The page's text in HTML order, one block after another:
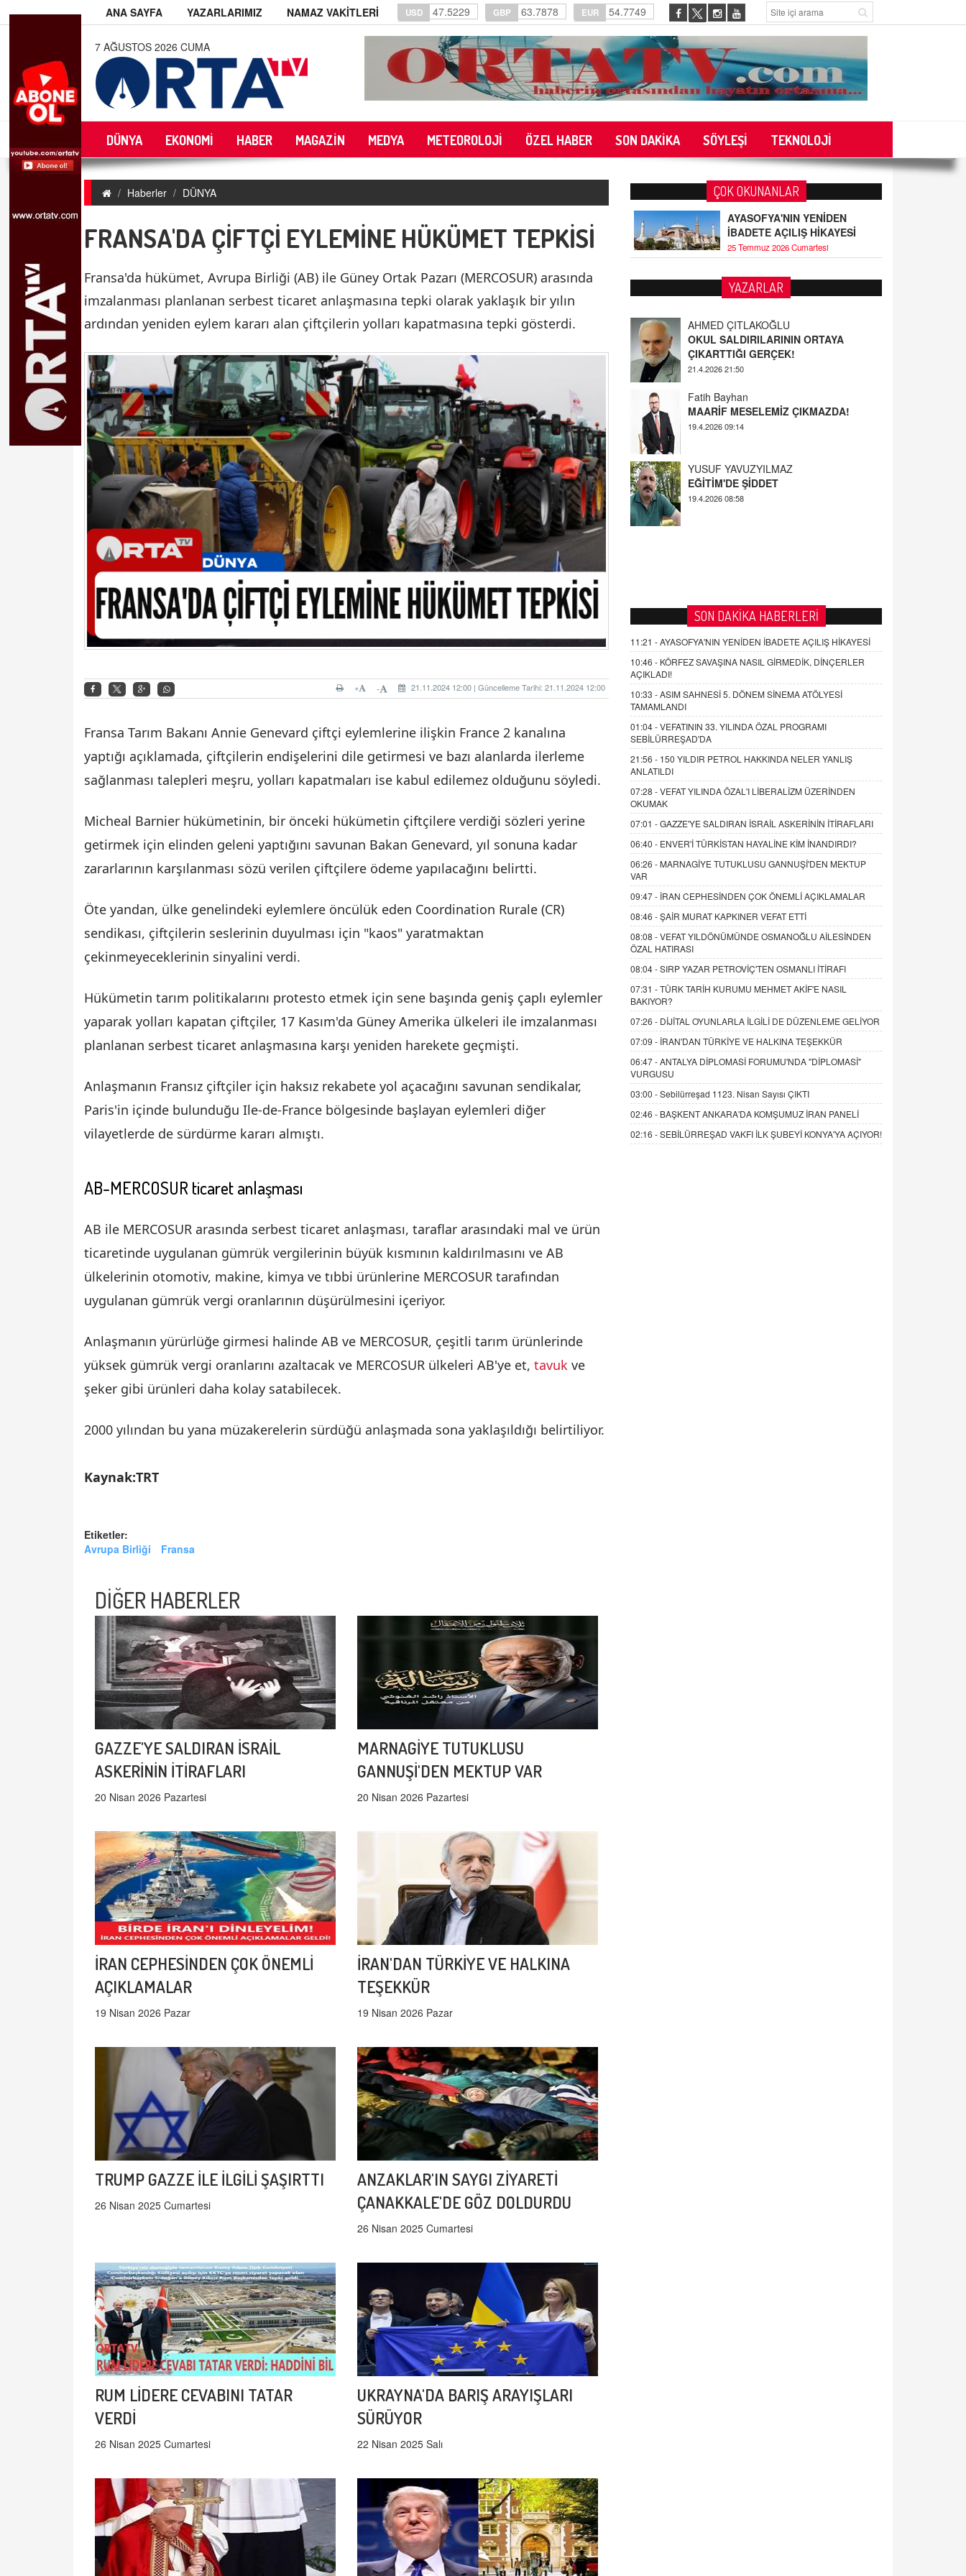
ANA SAYFA YAZARLARIMIZ NAMAZ VAKİTLERİ USD 47.5229 GBP 63.7878 EUR 54.7749
7 AĞUSTOS 2026 CUMA
DÜNYA EKONOMİ HABER MAGAZİN MEDYA METEOROLOJİ ÖZEL HABER SON DAKİKA SÖYLEŞİ TEKNOLOJİ
Haberler DÜNYA
FRANSA'DA ÇİFTÇİ EYLEMİNE HÜKÜMET TEPKİSİ
Fransa'da hükümet, Avrupa Birliği (AB) ile Güney Ortak Pazarı (MERCOSUR) arasında
imzalanması planlanan serbest ticaret anlaşmasına tepki olarak yaklaşık bir yılın
ardından yeniden eylem kararı alan çiftçilerin yolları kapatmasına tepki gösterdi.
21.11.2024 12:00 | Güncelleme Tarihi: 21.11.2024 12:00
-
+
Fransa Tarım Bakanı Annie Genevard çiftçi eylemlerine ilişkin France 2 kanalına
yaptığı açıklamada, çiftçilerin endişelerini dile getirmesi ve bazı alanlarda ilerleme
sağlanması talepleri meşru, yolları kapatmaları ise kabul edilemez olduğunu söyledi.
Micheal Barnier hükümetinin, bir önceki hükümetin çiftçilere verdiği sözleri yerine
getirmek için elinden geleni yaptığını savunan Bakan Genevard, yıl sonuna kadar
zararlarının karşılanması sözü verilen çiftçilere ödeme yapılacağını belirtti.
Öte yandan, ülke genelindeki eylemlere öncülük eden Coordination Rurale (CR)
sendikası, çiftçilerin seslerinin duyulması için "kaos" yaratmaktan
çekinmeyeceklerinin sinyalini verdi.
Hükümetin tarım politikalarını protesto etmek için sene başında geniş çaplı eylemler
yaparak yolları kapatan çiftçiler, 17 Kasım'da Güney Amerika ülkeleri ile imzalanması
planlanan serbest ticaret anlaşmasına karşı yeniden harekete geçmişti.
Anlaşmanın Fransız çiftçiler için haksız rekabete yol açacağını savunan sendikalar,
Paris'in içinde bulunduğu Ile-de-France bölgesinde başlayan eylemleri diğer
vilayetlerde de sürdürme kararı almıştı.
AB-MERCOSUR ticaret anlaşması
AB ile MERCOSUR arasında serbest ticaret anlaşması, taraflar arasındaki mal ve ürün
ticaretinde uygulanan gümrük vergilerinin büyük kısmının kaldırılmasını ve AB
ülkelerinin otomotiv, makine, kimya ve tıbbi ürünlerine MERCOSUR tarafından
uygulanan gümrük vergi oranlarının düşürülmesini içeriyor.
Anlaşmanın yürürlüğe girmesi halinde AB ve MERCOSUR, çeşitli tarım ürünlerinde
yüksek gümrük vergi oranlarını azaltacak ve MERCOSUR ülkeleri AB'ye et, tavuk ve
şeker gibi ürünleri daha kolay satabilecek.
2000 yılından bu yana müzakerelerin sürdüğü anlaşmada sona yaklaşıldığı belirtiliyor.
Kaynak:TRT
Etiketler:
Avrupa Birliği
Fransa
DİĞER HABERLER
GAZZE'YE SALDIRAN İSRAİL
ASKERİNİN İTİRAFLARI
20 Nisan 2026 Pazartesi
MARNAGİYE TUTUKLUSU
GANNUŞİ'DEN MEKTUP VAR
20 Nisan 2026 Pazartesi
İRAN CEPHESİNDEN ÇOK ÖNEMLİ
AÇIKLAMALAR
19 Nisan 2026 Pazar
İRAN'DAN TÜRKİYE VE HALKINA
TEŞEKKÜR
19 Nisan 2026 Pazar
TRUMP GAZZE İLE İLGİLİ ŞAŞIRTTI
26 Nisan 2025 Cumartesi
ANZAKLAR'IN SAYGI ZİYARETİ
ÇANAKKALE'DE GÖZ DOLDURDU
26 Nisan 2025 Cumartesi
RUM LİDERE CEVABINI TATAR
VERDİ
26 Nisan 2025 Cumartesi
UKRAYNA'DA BARIŞ ARAYIŞLARI
SÜRÜYOR
22 Nisan 2025 Salı
ÇOK OKUNANLAR
AYASOFYA'NIN YENİDEN
İBADETE AÇILIŞ HİKAYESİ
25 Temmuz 2026 Cumartesi
YAZARLAR
AHMED ÇITLAKOĞLU
OKUL SALDIRILARININ ORTAYA
ÇIKARTTIĞI GERÇEK!
21.4.2026 21:50
Fatih Bayhan
MAARİF MESELEMİZ ÇIKMAZDA!
19.4.2026 09:14
YUSUF YAVUZYILMAZ
EĞİTİM'DE ŞİDDET
19.4.2026 08:58
SON DAKİKA HABERLERİ
11:21 -AYASOFYA'NIN YENİDEN İBADETE AÇILIŞ HİKAYESİ
10:46 - KÖRFEZ SAVAŞINA NASIL GİRMEDİK, DİNÇERLER
AÇIKLADI!
10:33 -ASIM SAHNESİ 5. DÖNEM SİNEMA ATÖLYESİ
TAMAMLANDI
01:04 -VEFATININ 33. YILINDA ÖZAL PROGRAMI
SEBİLÜRREŞAD'DA
21:56 - 150 YILDIR PETROL HAKKINDA NELER YANLIŞ
ANLATILDI
07:28 -VEFAT YILINDA ÖZAL'I LİBERALİZM ÜZERİNDEN
OKUMAK
07:01 -GAZZE'YE SALDIRAN İSRAİL ASKERİNİN İTİRAFLARI
06:40 - ENVER'İ TÜRKİSTAN HAYALİNE KİM İNANDIRDI?
06:26 - MARNAGİYE TUTUKLUSU GANNUŞİ'DEN MEKTUP
VAR
09:47 - İRAN CEPHESİNDEN ÇOK ÖNEMLİ AÇIKLAMALAR
08:46 -ŞAİR MURAT KAPKINER VEFAT ETTİ
08:08 -VEFAT YILDÖNÜMÜNDE OSMANOĞLU AİLESİNDEN
ÖZAL HATIRASI
08:04 -SIRP YAZAR PETROVİÇ'TEN OSMANLI İTİRAFI
07:31 -TÜRK TARİH KURUMU MEHMET AKİF'E NASIL
BAKIYOR?
07:26 - DİJİTAL OYUNLARLA İLGİLİ DE DÜZENLEME GELİYOR
07:09 - İRAN'DAN TÜRKİYE VE HALKINA TEŞEKKÜR
06:47 -ANTALYA DİPLOMASİ FORUMU'NDA "DİPLOMASİ"
VURGUSU
03:00 -Sebilürreşad 1123. Nisan Sayısı ÇIKTI
02:46 - BAŞKENT ANKARA'DA KOMŞUMUZ İRAN PANELİ
02:16 -SEBİLÜRREŞAD VAKFI İLK ŞUBEYİ KONYA'YA AÇIYOR!